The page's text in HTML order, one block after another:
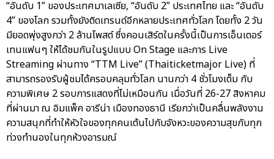
“อันดับ 1” ของประเทศมาเลเซีย, “อันดับ 2” ประเทศไทย และ “อันดับ
4” ของโลก รวมทั้งยังติดเทรนด์อีกหลายประเทศทั่วโลก โดยทั้ง 2 วัน
มียอดพุ่งสูงกว่า 2 ล้านโพสต์ ซึ่งคอนเสิร์ตในครั้งนี้เป็นการเอ็นเตอร์
เทนแฟนๆ ให้ได้ชมกันในรูปแบบ On Stage และการ Live
Streaming ผ่านทาง “TTM Live” (Thaiticketmajor Live) ที่
สามารถรองรับผู้ชมได้ครอบคลุมทั่วโลก นานกว่า 4 ชั่วโมงเต็ม กับ
ความพิเศษ 2 รอบการแสดงที่ไม่เหมือนกัน เมื่อวันที่ 26-27 สิงหาคม
ที่ผ่านมา ณ อิมแพ็ค อารีน่า เมืองทองธานี เรียกว่าเป็นคลื่นพลังงาน
ความสนุกที่ทำให้หัวใจของทุกคนเต้นไปกับจังหวะของความสุขกับทุก
ท่วงทำนองในทุกห้วงอารมณ์